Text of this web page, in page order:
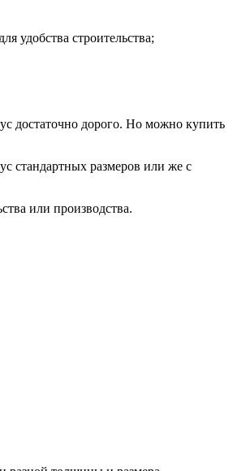
удобства строительства;
достаточно дорого. Но можно купить
стандартных размеров или же с
или производства.